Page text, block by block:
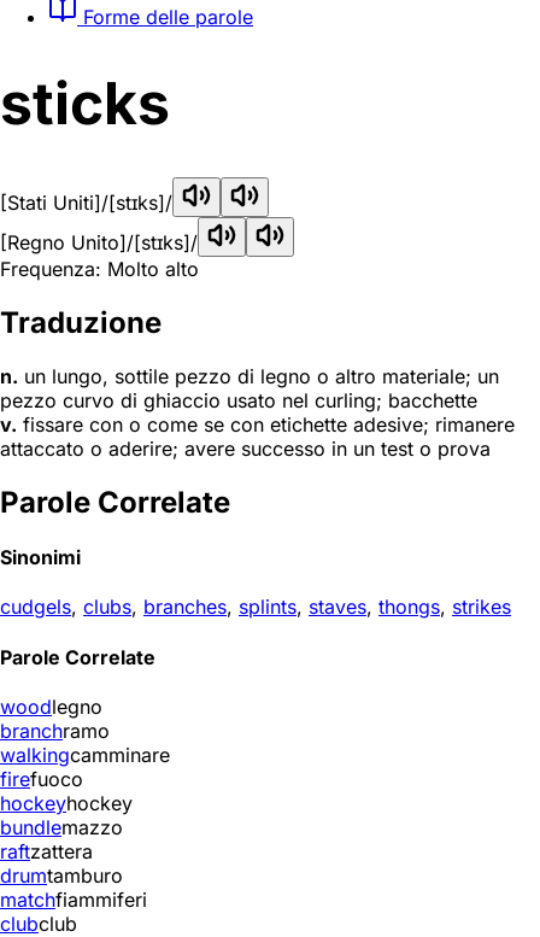
Forme delle parole
sticks
[Stati Uniti]/[stɪks]/
[Regno Unito]/[stɪks]/
Frequenza: Molto alto
Traduzione
n. un lungo, sottile pezzo di legno o altro materiale; un
pezzo curvo di ghiaccio usato nel curling; bacchette
v. fissare con o come se con etichette adesive; rimanere
attaccato o aderire; avere successo in un test o prova
Parole Correlate
Sinonimi
cudgels, clubs, branches, splints, staves, thongs, strikes
Parole Correlate
woodlegno
branchramo
walkingcamminare
firefuoco
hockeyhockey
bundlemazzo
raftzattera
drumtamburo
matchfiammiferi
clubclub